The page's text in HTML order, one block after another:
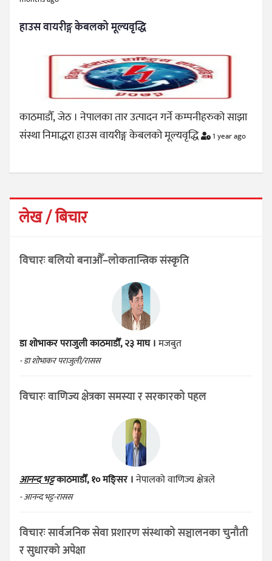
हाउस वायरीङ्ग केबलको मूल्यवृद्धि
काठमाडौँ, जेठ । नेपालका तार उत्पादन गर्ने कम्पनीहरुको साझा
संस्था निमाद्धरा हाउस वायरीङ्ग केबलको मूल्यवृद्धि
1 year ago
लेख / बिचार
विचारः बलियो बनाऔँ–लोकतान्त्रिक संस्कृति
डा शोभाकर पराजुलीकाठमाडौँ, २३ माघ ।मजबुत
- डा शोभाकर पराजुली/रासस
विचारः वाणिज्य क्षेत्रका समस्या र सरकारको पहल
आनन्द भट्टकाठमाडौँ, १० मङ्सिर ।नेपालको वाणिज्य क्षेत्रले
- आनन्द भट्ट-रासस
विचारः सार्वजनिक सेवा प्रशारण संस्थाको सञ्चालनका चुनौती
र सुधारको अपेक्षा